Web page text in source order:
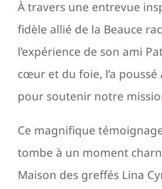
À travers une entrevue
fidèle allié de la Beauce
l’expérience de son ami
cœur et du foie, l’a poussé
pour soutenir notre
Ce magnifique
tombe à un moment
Maison des greffés Lina